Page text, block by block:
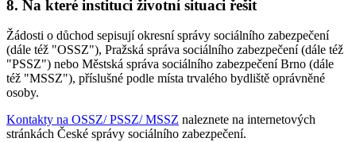
8. Na které instituci životní situaci řešit
Žádosti o důchod sepisují okresní správy sociálního zabezpečení
(dále též "OSSZ"), Pražská správa sociálního zabezpečení (dále též
"PSSZ") nebo Městská správa sociálního zabezpečení Brno (dále
též "MSSZ"), příslušné podle místa trvalého bydliště oprávněné
osoby.
Kontakty na OSSZ/ PSSZ/ MSSZ naleznete na internetových
stránkách České správy sociálního zabezpečení.